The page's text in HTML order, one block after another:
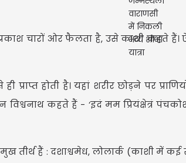
चारों ओर फैलता है, उसे काशी कहते हैं।
प्राप्त होती है। यहां शरीर छोड़ने पर
कहते हैं - ‘इदं मम प्रियंक्षेत्रं
तीर्थ हैं : दशाश्वमेध, लोलार्क (काशी में कई